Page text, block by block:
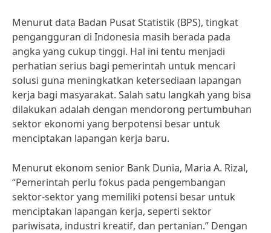
Menurut data Badan Pusat Statistik (BPS), tingkat
pengangguran di Indonesia masih berada pada
angka yang cukup tinggi. Hal ini tentu menjadi
perhatian serius bagi pemerintah untuk mencari
solusi guna meningkatkan ketersediaan lapangan
kerja bagi masyarakat. Salah satu langkah yang bisa
dilakukan adalah dengan mendorong pertumbuhan
sektor ekonomi yang berpotensi besar untuk
menciptakan lapangan kerja baru.
Menurut ekonom senior Bank Dunia, Maria A. Rizal,
“Pemerintah perlu fokus pada pengembangan
sektor-sektor yang memiliki potensi besar untuk
menciptakan lapangan kerja, seperti sektor
pariwisata, industri kreatif, dan pertanian.” Dengan